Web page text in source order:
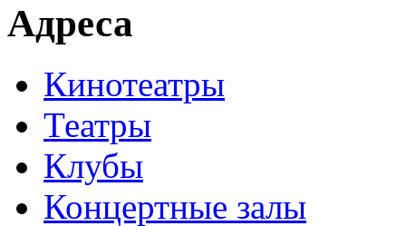
Адреса
Кинотеатры
Театры
Клубы
Концертные залы